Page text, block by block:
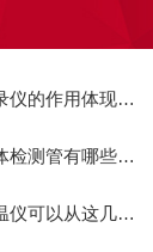
的作用体现哪些
管有哪些型号？
这几个方面来考虑